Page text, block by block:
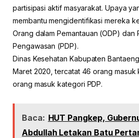
partisipasi aktif masyarakat. Upaya
membantu mengidentifikasi mereka
Orang dalam Pemantauan (ODP) dan
Pengawasan (PDP).
Dinas Kesehatan Kabupaten
Maret 2020, tercatat 46 orang masuk
orang masuk kategori PDP.
Baca: HUT Pangkep,
Abdullah Letakan Batu